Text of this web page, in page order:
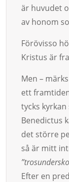
är huvudet
av honom
Förövisso
Kristus är
Men –
ett
tycks
Benedictus
det större
så är mitt
Efter en